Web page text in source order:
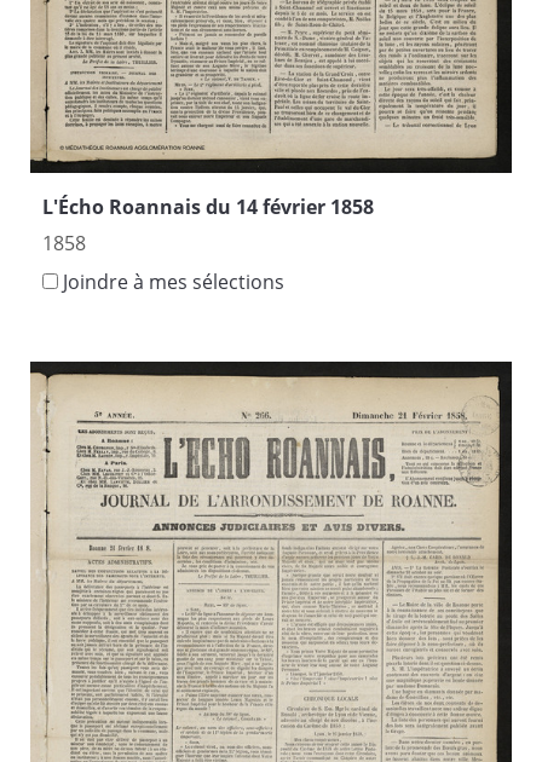
L'Écho Roannais du 14 février 1858
1858
Joindre à mes sélections